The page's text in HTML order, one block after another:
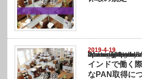
2019-4-19
Warning
: Undefined array key
/home/netst/kuno-cpa.co.jp/
on line183
インドで働く
なPAN取得に